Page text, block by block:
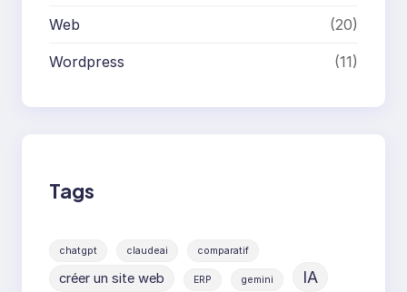
Web (20)
Wordpress (11)
Tags
chatgpt claudeai comparatif
créer un site web ERP gemini IA